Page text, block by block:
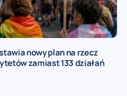
nowy plan na rzecz
zamiast 133 działań